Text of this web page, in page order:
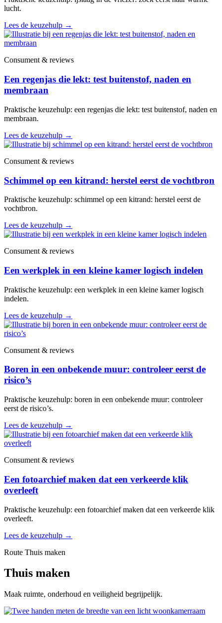
lucht.
Lees de keuzehulp →
Consument & reviews
Een regenjas die lekt: test buitenstof, naden en
membraan
Praktische keuzehulp: een regenjas die lekt: test buitenstof, naden en
membraan.
Lees de keuzehulp →
Consument & reviews
Schimmel op een kitrand: herstel eerst de vochtbron
Praktische keuzehulp: schimmel op een kitrand: herstel eerst de
vochtbron.
Lees de keuzehulp →
Consument & reviews
Een werkplek in een kleine kamer logisch indelen
Praktische keuzehulp: een werkplek in een kleine kamer logisch
indelen.
Lees de keuzehulp →
Consument & reviews
Boren in een onbekende muur: controleer eerst de
risico’s
Praktische keuzehulp: boren in een onbekende muur: controleer
eerst de risico’s.
Lees de keuzehulp →
Consument & reviews
Een fotoarchief maken dat een verkeerde klik
overleeft
Praktische keuzehulp: een fotoarchief maken dat een verkeerde klik
overleeft.
Lees de keuzehulp →
Route Thuis maken
Thuis maken
Maak ruimte, onderhoud en veiligheid begrijpelijk.